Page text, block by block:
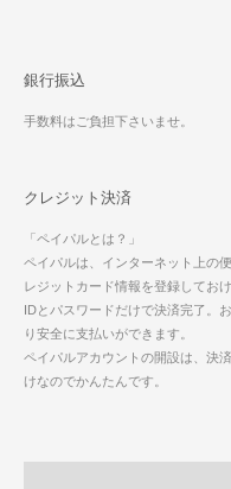
銀行振込
手数料はご負担下さいませ。
クレジット決済
「ペイパルとは？」
ペイパルは、インターネット上の
レジットカード情報を登録しておけ
IDとパスワードだけで決済完了。
り安全に支払いができます。
ペイパルアカウントの開設は、決
けなのでかんたんです。